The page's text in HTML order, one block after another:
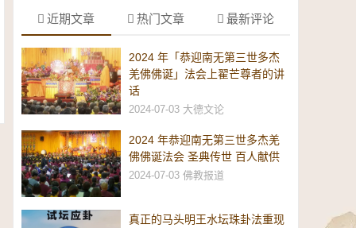
近期文章 热门文章 最新评论
2024 年「恭迎南无第三世多杰
羌佛佛诞」法会上翟芒尊者的讲
话
2024-07-03 大德文论
2024 年恭迎南无第三世多杰羌
佛佛诞法会 圣典传世 百人献供
2024-07-03 佛教报道
真正的马头明王水坛珠卦法重现